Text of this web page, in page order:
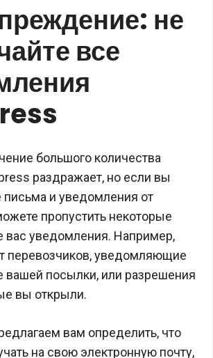
не
все
большого количества
раздражает, но если вы
письма и уведомления от
пропустить некоторые
вас уведомления. Например,
перевозчиков, уведомляющие
вашей посылки, или разрешения
вы открыли.
вам определить, что
на свою электронную почту,